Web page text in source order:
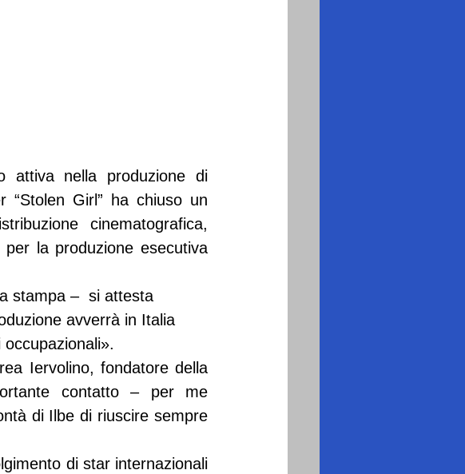
attiva nella produzione di
“Stolen Girl” ha chiuso un
cinematografica,
la produzione esecutiva
stampa –  si attesta
avverrà in Italia
Iervolino, fondatore della
contatto – per me
di Ilbe di riuscire sempre
di star internazionali